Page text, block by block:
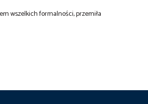
wszelkich formalności, przemiła